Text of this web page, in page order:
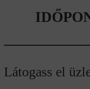
Látogass el